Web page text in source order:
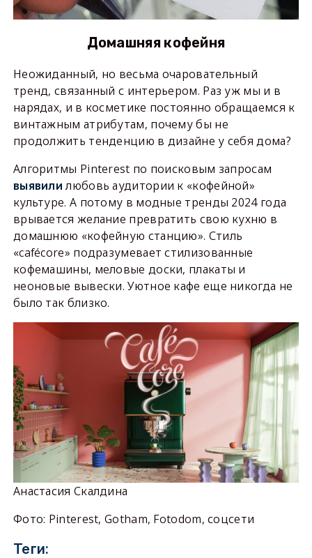
Домашняя кофейня
Неожиданный, но весьма очаровательный
тренд, связанный с интерьером. Раз уж мы и в
нарядах, и в косметике постоянно обращаемся к
винтажным атрибутам, почему бы не
продолжить тенденцию в дизайне у себя дома?
Алгоритмы Pinterest по поисковым запросам
выявили любовь аудитории к «кофейной»
культуре. А потому в модные тренды 2024 года
врывается желание превратить свою кухню в
домашнюю «кофейную станцию». Стиль
«cafécore» подразумевает стилизованные
кофемашины, меловые доски, плакаты и
неоновые вывески. Уютное кафе еще никогда не
было так близко.
Анастасия Скалдина
Фото: Pinterest, Gotham, Fotodom, соцсети
Теги: